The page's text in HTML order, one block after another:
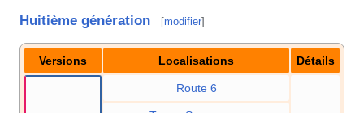
Huitième génération [modifier]
Versions Localisations Détails
Route 6